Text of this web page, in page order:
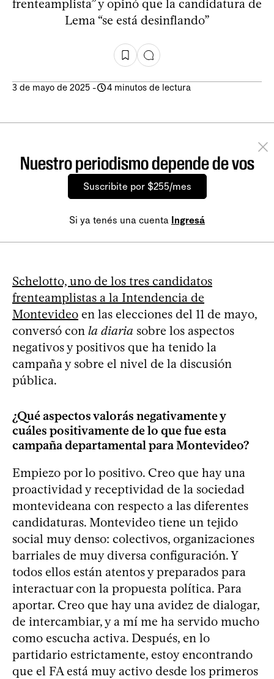
frenteamplista” y opinó que la candidatura de
Lema “se está desinflando”
3 de mayo de 2025 - 4 minutos de lectura
Nuestro periodismo depende de vos
Suscribite por $255/mes
Si ya tenés una cuenta Ingresá
Schelotto, uno de los tres candidatos
frenteamplistas a la Intendencia de
Montevideo en las elecciones del 11 de mayo,
conversó con la diaria sobre los aspectos
negativos y positivos que ha tenido la
campaña y sobre el nivel de la discusión
pública.
¿Qué aspectos valorás negativamente y
cuáles positivamente de lo que fue esta
campaña departamental para Montevideo?
Empiezo por lo positivo. Creo que hay una
proactividad y receptividad de la sociedad
montevideana con respecto a las diferentes
candidaturas. Montevideo tiene un tejido
social muy denso: colectivos, organizaciones
barriales de muy diversa configuración. Y
todos ellos están atentos y preparados para
interactuar con la propuesta política. Para
aportar. Creo que hay una avidez de dialogar,
de intercambiar, y a mí me ha servido mucho
como escucha activa. Después, en lo
partidario estrictamente, estoy encontrando
que el FA está muy activo desde los primeros